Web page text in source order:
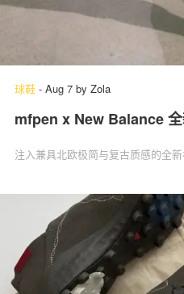
球鞋 - Aug 7 by Zola
mfpen x New Balance
注入兼具北欧极简与复古质感的全新